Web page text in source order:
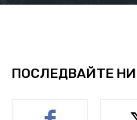
ПОСЛЕДВАЙТЕ